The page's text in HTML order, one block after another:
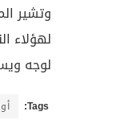
وتشير
لهؤلاء
لوجه
Tags: